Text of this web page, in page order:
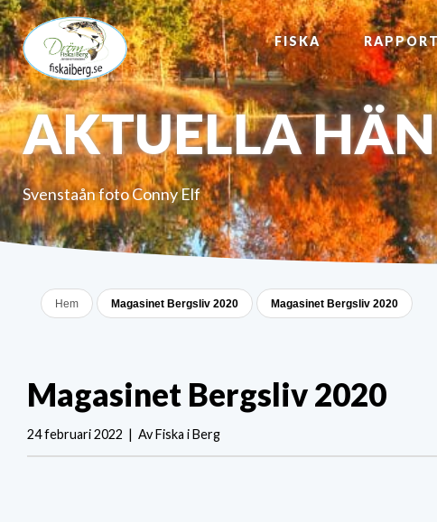
FISKA
AKTUELLA
Svenstaån foto Conny Elf
Hem Magasinet Bergsliv 2020 Magasinet Bergsliv 2020
Magasinet Bergsliv 2020
24 februari 2022 | Av Fiska i Berg